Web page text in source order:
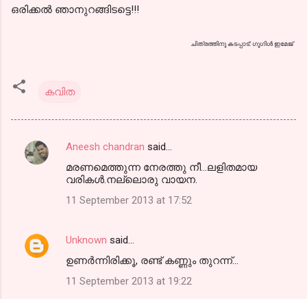
ഒരിക്കല്‍ ഞാനുറങ്ങിടട്ടെ!!!
ചിത്രത്തിനു കടപ്പാട്: ഗൂഗിള്‍ ഇമേജ്
കവിത
C
n
Aneesh chandran said…
മരണമെത്തുന്ന നേരത്തു നീ...ലളിതമായ
വരികള്‍.നല്ലൊരു വായന.
11 September 2013 at 17:52
Unknown said…
ഉണർന്നിരിക്കൂ, രണ്ട് കണ്ണും തുറന്ന്...
11 September 2013 at 19:22